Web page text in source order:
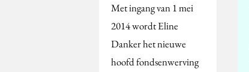
Met ingang van 1 mei
2014 wordt Eline
Danker het nieuwe
hoofd fondsenwerving